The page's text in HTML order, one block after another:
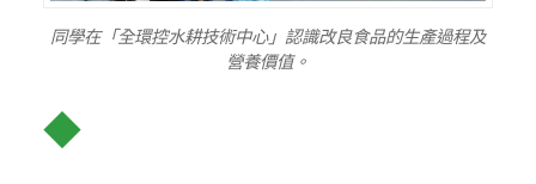
同學在「全環控水耕技術中心」認識改良食品的生產過程及
營養價值。
◆